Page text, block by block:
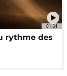
01:54
rythme des